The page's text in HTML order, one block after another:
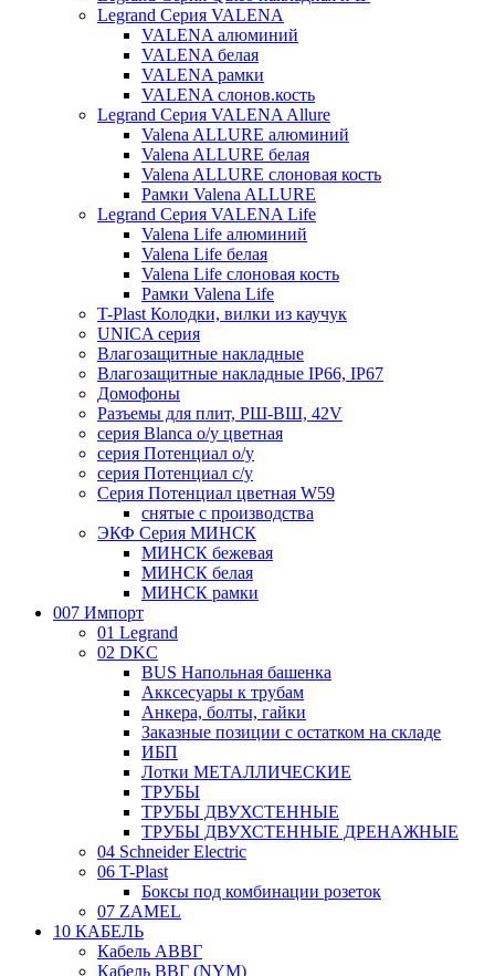
Legrand Серия VALENA
VALENA алюминий
VALENA белая
VALENA рамки
VALENA слонов.кость
Legrand Серия VALENA Allure
Valena ALLURE алюминий
Valena ALLURE белая
Valena ALLURE слоновая кость
Рамки Valena ALLURE
Legrand Серия VALENA Life
Valena Life алюминий
Valena Life белая
Valena Life слоновая кость
Рамки Valena Life
T-Plast Колодки, вилки из каучук
UNICA серия
Влагозащитные накладные
Влагозащитные накладные IP66, IP67
Домофоны
Разъемы для плит, РШ-ВШ, 42V
серия Blanca о/у цветная
серия Потенциал о/у
серия Потенциал с/у
Серия Потенциал цветная W59
снятые с производства
ЭКФ Серия МИНСК
МИНСК бежевая
МИНСК белая
МИНСК рамки
007 Импорт
01 Legrand
02 DKC
BUS Напольная башенка
Акксесуары к трубам
Анкера, болты, гайки
Заказные позиции с остатком на складе
ИБП
Лотки МЕТАЛЛИЧЕСКИЕ
ТРУБЫ
ТРУБЫ ДВУХСТЕННЫЕ
ТРУБЫ ДВУХСТЕННЫЕ ДРЕНАЖНЫЕ
04 Schneider Electric
06 T-Plast
Боксы под комбинации розеток
07 ZAMEL
10 КАБЕЛЬ
Кабель АВВГ
Кабель ВВГ (NYM)